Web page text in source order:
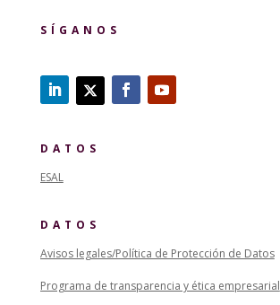
SÍGANOS
DATOS
ESAL
DATOS
Avisos legales/Política de Protección de Datos
Programa de transparencia y ética empresarial